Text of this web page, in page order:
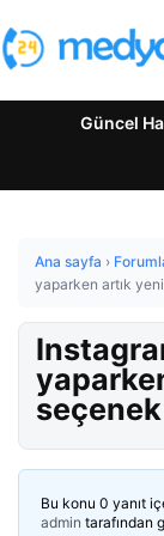
Güncel
Ana sayfa ›
yaparken artık
Bu konu 0 yanıt
admin tarafından